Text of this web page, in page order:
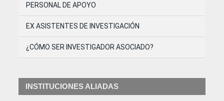
PERSONAL DE APOYO
EX ASISTENTES DE INVESTIGACIÓN
¿CÓMO SER INVESTIGADOR ASOCIADO?
INSTITUCIONES ALIADAS